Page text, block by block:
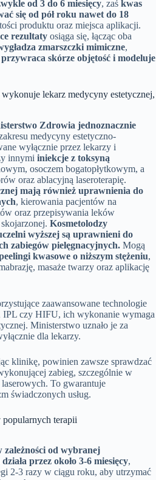
od 3 do 6 miesięcy, zaś kwas
się od pół roku nawet do 18
produktu oraz miejsca aplikacji.
rezultaty osiąga się, łącząc oba
zmarszczki mimiczne,
skórze objętość i modeluje
wykonuje lekarz medycyny estetycznej,
Zdrowia jednoznacznie
medycyny estetyczno-
wyłącznie przez lekarzy i
innymi iniekcje z toksyną
osoczem bogatopłytkowym, a
oraz ablacyjną laseroterapię.
mają również uprawnienia do
, kierowania pacjentów na
oraz przepisywania leków
Kosmetolodzy
wyższej są uprawnieni do
zabiegów pielęgnacyjnych. Mogą
kwasowe o niższym stężeniu,
masaże twarzy oraz aplikację
zaawansowane technologie
IPL czy HIFU, ich wykonanie wymaga
Ministerstwo uznało je za
dla lekarzy.
klinikę, powinien zawsze sprawdzać
zabieg, szczególnie w
To gwarantuje
świadczonych usług.
popularnych terapii
zależności od wybranej
przez około 3-6 miesięcy,
2-3 razy w ciągu roku, aby utrzymać